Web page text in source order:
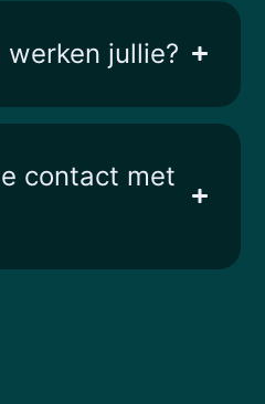
jullie?
contact met